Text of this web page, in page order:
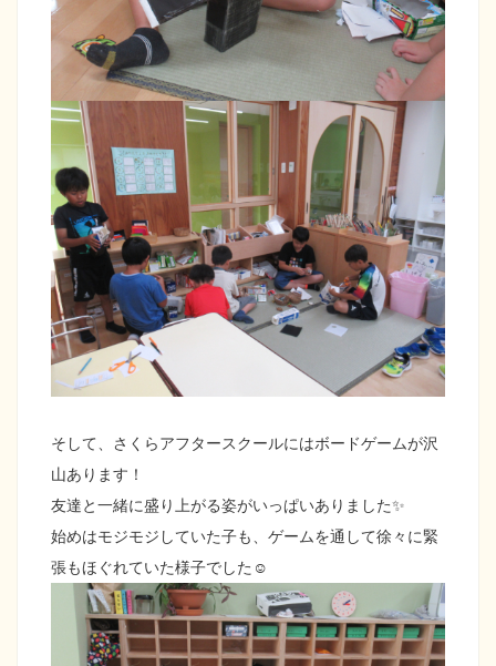
そして、さくらアフタースクールにはボードゲームが沢
山あります！
友達と一緒に盛り上がる姿がいっぱいありました✨
始めはモジモジしていた子も、ゲームを通して徐々に緊
張もほぐれていた様子でした☺